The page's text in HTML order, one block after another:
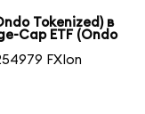
Tokenized) в
Cap ETF (Ondo
FXIon